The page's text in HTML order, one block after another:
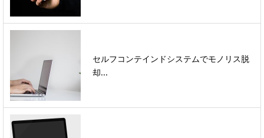
セルフコンテインドシステムでモノリス脱
却...